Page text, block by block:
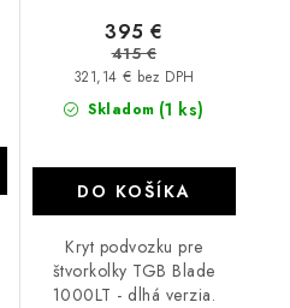
Skladom (1 ks)
321,14 € bez DPH
395 €
415 €
DO KOŠÍKA
Kryt podvozku pre
štvorkolky TGB Blade
1000LT - dlhá verzia.